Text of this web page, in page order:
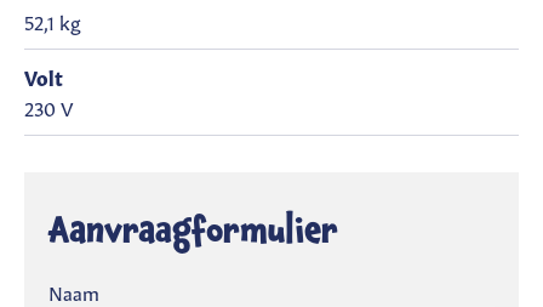
52,1 kg
Volt
230 V
Aanvraagformulier
Naam